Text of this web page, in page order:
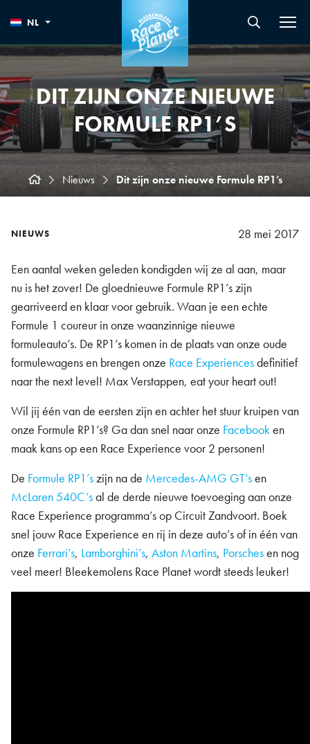
NL
DIT ZIJN ONZE NIEUWE
FORMULE RP1’S
Nieuws Dit zijn onze nieuwe Formule RP1’s
NIEUWS 28 mei 2017
Een aantal weken geleden kondigden wij ze al aan, maar
nu is het zover! De gloednieuwe Formule RP1’s zijn
gearriveerd en klaar voor gebruik. Waan je een echte
Formule 1 coureur in onze waanzinnige nieuwe
formuleauto’s. De RP1’s komen in de plaats van onze oude
formulewagens en brengen onze Race Experiencesdefinitief
naar the next level! Max Verstappen, eat your heart out!
Wil jij één van de eersten zijn en achter het stuur kruipen van
onze Formule RP1’s? Ga dan snel naar onze Facebooken
maak kans op een Race Experience voor 2 personen!
De Formule RP1’szijn na de Mercedes-AMG GT’sen
McLaren 540C’sal de derde nieuwe toevoeging aan onze
Race Experience programma’s op Circuit Zandvoort. Boek
snel jouw Race Experience en rij in deze auto’s of in één van
onze Ferrari’s, Lamborghini’s, Aston Martins, Porschesen nog
veel meer! Bleekemolens Race Planet wordt steeds leuker!